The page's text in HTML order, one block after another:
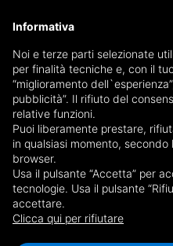
Receive a copy of
Choose
No results for
Castelbuono
Informativa
Noi e terze parti selezionate
per finalità tecniche e, con il
“miglioramento
pubblicità”. Il rifiuto del
relative funzioni.
Puoi liberamente prestare,
in qualsiasi momento,
browser.
Usa il pulsante “Accetta” per
tecnologie. Usa il pulsante
accettare.
Clicca qui per rifiutare